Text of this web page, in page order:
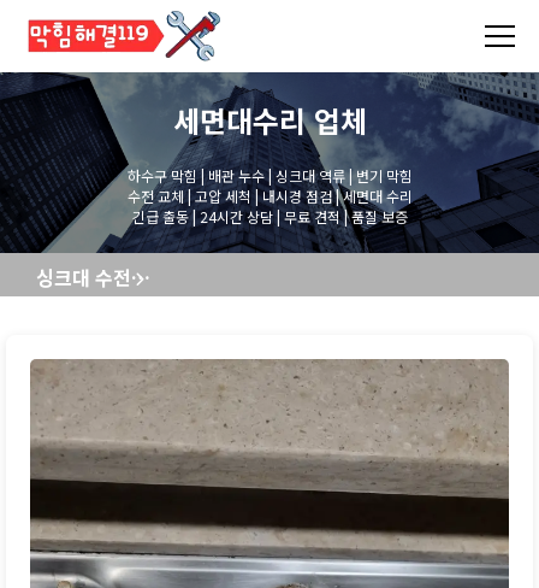
세면대수리업체
하수구 막힘 | 배관 누수 | 싱크대 역류 | 변기 막힘
수전 교체 | 고압 세척 | 내시경 점검 | 세면대 수리
긴급 출동 | 24시간 상담 | 무료 견적 | 품질 보증
싱크대 수전교체